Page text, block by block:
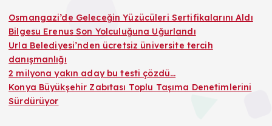
Osmangazi’de Geleceğin Yüzücüleri Sertifikalarını Aldı
Bilgesu Erenus Son Yolculuğuna Uğurlandı
Urla Belediyesi’nden ücretsiz üniversite tercih
danışmanlığı
2 milyona yakın aday bu testi çözdü…
Konya Büyükşehir Zabıtası Toplu Taşıma Denetimlerini
Sürdürüyor